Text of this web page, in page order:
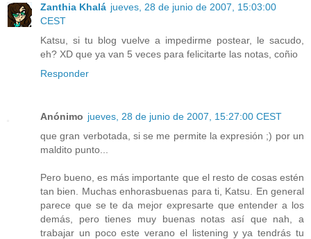
Zanthia Khalá jueves, 28 de junio de 2007, 15:03:00
CEST
Katsu, si tu blog vuelve a impedirme postear, le sacudo,
eh? XD que ya van 5 veces para felicitarte las notas, coñio
Responder
Anónimo jueves, 28 de junio de 2007, 15:27:00 CEST
que gran verbotada, si se me permite la expresión ;) por un
maldito punto...
Pero bueno, es más importante que el resto de cosas estén
tan bien. Muchas enhorasbuenas para ti, Katsu. En general
parece que se te da mejor expresarte que entender a los
demás, pero tienes muy buenas notas así que nah, a
trabajar un poco este verano el listening y ya tendrás tu